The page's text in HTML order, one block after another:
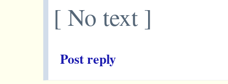
[ No text ]
Post reply